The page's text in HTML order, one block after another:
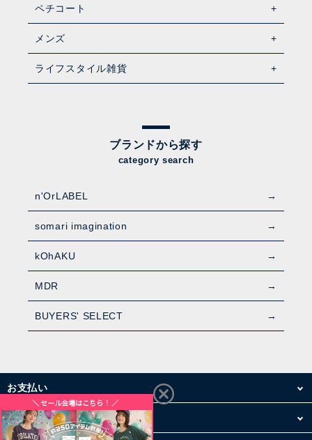
ペチコート
メンズ
ライフスタイル雑貨
ブランドから探す
category search
n'OrLABEL
somari imagination
kOhAKU
MDR
BUYERS' SELECT
お支払い
配送・送料